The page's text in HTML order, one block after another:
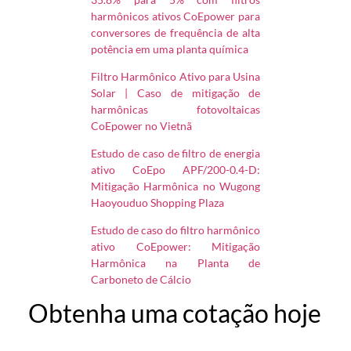
harmônicos ativos CoEpower para
conversores de frequência de alta
potência em uma planta química
Filtro Harmônico Ativo para Usina
Solar | Caso de mitigação de
harmônicas fotovoltaicas
CoEpower no Vietnã
Estudo de caso de filtro de energia
ativo CoEpo APF/200-0.4-D:
Mitigação Harmônica no Wugong
Haoyouduo Shopping Plaza
Estudo de caso do filtro harmônico
ativo CoEpower: Mitigação
Harmônica na Planta de
Carboneto de Cálcio
Obtenha uma cotação hoje